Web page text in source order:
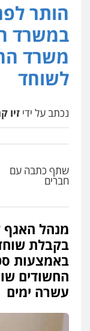
הותר
במשרד
משרד
לשוחד
נכתב על ידי זיו
שתף כתבה עם
חברים
מנהל
בקבלת
באמצעות
החשודים
עשרה ימים